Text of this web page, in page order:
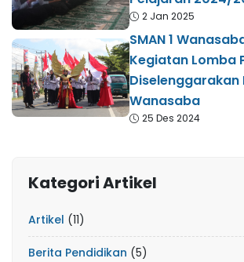
2 Jan 2025
SMAN 1
Kegiatan Lomba
Wanasaba
25 Des 2024
Kategori Artikel
Artikel (11)
Berita Pendidikan (5)